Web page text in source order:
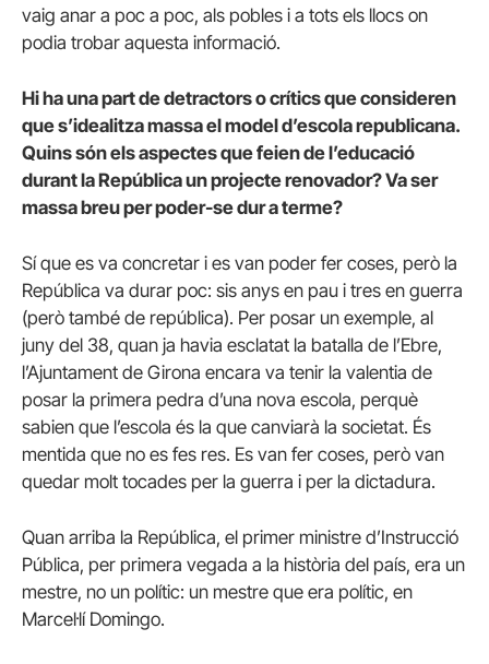
vaig anar a poc a poc, als pobles i a tots els llocs on
podia trobar aquesta informació.
Hi ha una part de detractors o crítics que consideren
que s’idealitza massa el model d’escola republicana.
Quins són els aspectes que feien de l’educació
durant la República un projecte renovador? Va ser
massa breu per poder-se dur a terme?
Sí que es va concretar i es van poder fer coses, però la
República va durar poc: sis anys en pau i tres en guerra
(però també de república). Per posar un exemple, al
juny del 38, quan ja havia esclatat la batalla de l’Ebre,
l’Ajuntament de Girona encara va tenir la valentia de
posar la primera pedra d’una nova escola, perquè
sabien que l’escola és la que canviarà la societat. És
mentida que no es fes res. Es van fer coses, però van
quedar molt tocades per la guerra i per la dictadura.
Quan arriba la República, el primer ministre d’Instrucció
Pública, per primera vegada a la història del país, era un
mestre, no un polític: un mestre que era polític, en
Marcel·lí Domingo.